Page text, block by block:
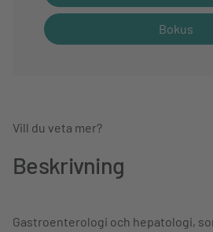
Vill du veta mer?
Beskrivning
Gastroenterologi och hepatologi,
Bokus